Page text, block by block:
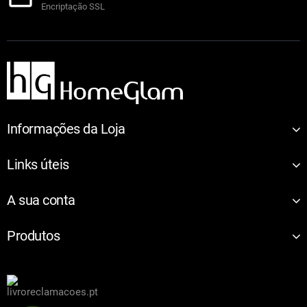
Encriptação SSL
Informações da Loja
Links úteis
A sua conta
Produtos